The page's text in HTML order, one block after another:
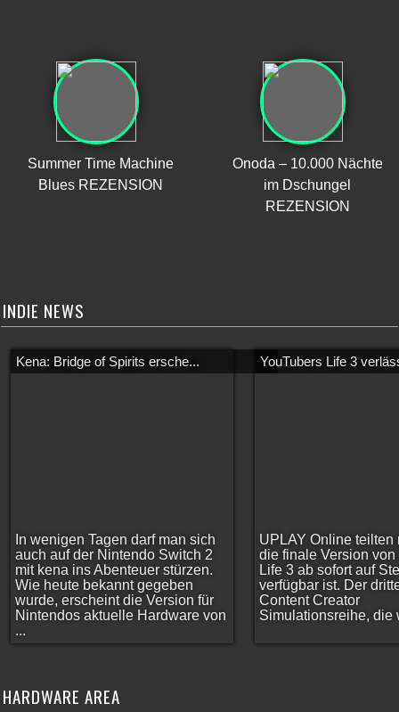
Summer Time Machine
Blues REZENSION
Onoda – 10.000 Nächte
im Dschungel
REZENSION
INDIE NEWS
Kena: Bridge of Spirits ersche...
In wenigen Tagen darf man sich
auch auf der Nintendo Switch 2
mit kena ins Abenteuer stürzen.
Wie heute bekannt gegeben
wurde, erscheint die Version für
Nintendos aktuelle Hardware von
...
YouTubers Life 3
UPLAY Online teilten
die finale Version von
Life 3 ab sofort auf
verfügbar ist. Der
Content Creator
Simulationsreihe, die
HARDWARE AREA